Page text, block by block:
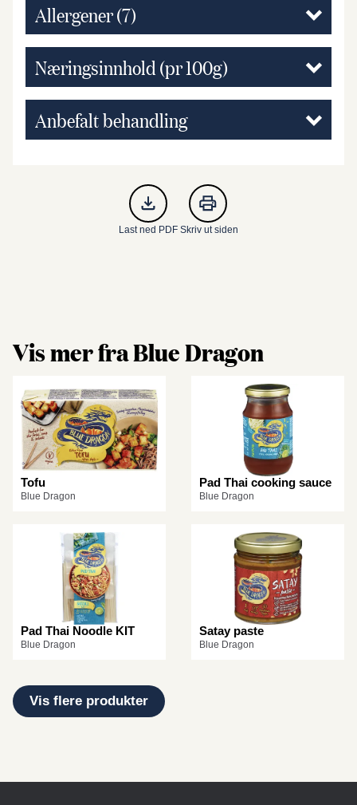
Allergener(7)
Næringsinnhold (pr 100g)
Anbefalt behandling
Last ned PDF Skriv ut siden
Vis mer fra Blue Dragon
Tofu
Blue Dragon
Pad Thai cooking sauce
Blue Dragon
Pad Thai Noodle KIT
Blue Dragon
Satay paste
Blue Dragon
Vis flere produkter